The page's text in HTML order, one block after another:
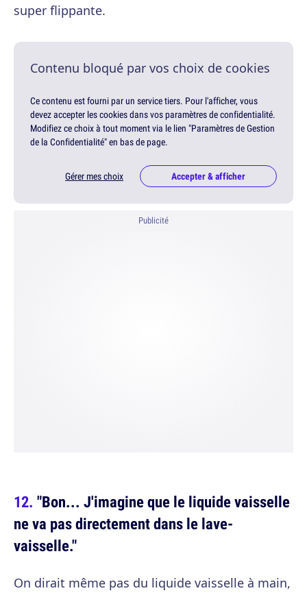
super flippante.
Contenu bloqué par vos choix de cookies
Ce contenu est fourni par un service tiers. Pour l'afficher, vous
devez accepter les cookies dans vos paramètres de confidentialité.
Modifiez ce choix à tout moment via le lien "Paramètres de Gestion
de la Confidentialité" en bas de page.
Gérer mes choix Accepter & afficher
Publicité
"Bon... J'imagine que le liquide vaisselle
ne va pas directement dans le lave-
vaisselle."
On dirait même pas du liquide vaisselle à main,